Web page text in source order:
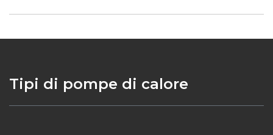
Tipi di pompe di calore